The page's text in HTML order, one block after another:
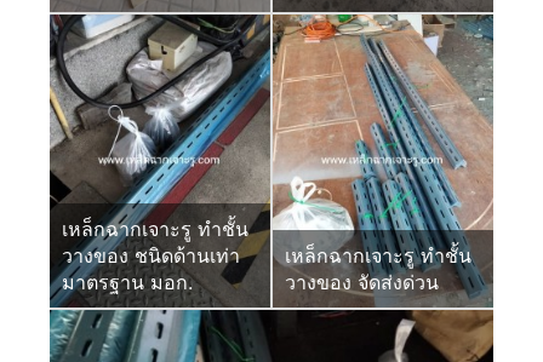
เหล็กฉากเจาะรู ทำชั้น
วางของ ชนิดด้านเท่า
มาตรฐาน มอก.
เหล็กฉากเจาะรู ทำชั้น
วางของ จัดส่งด่วน